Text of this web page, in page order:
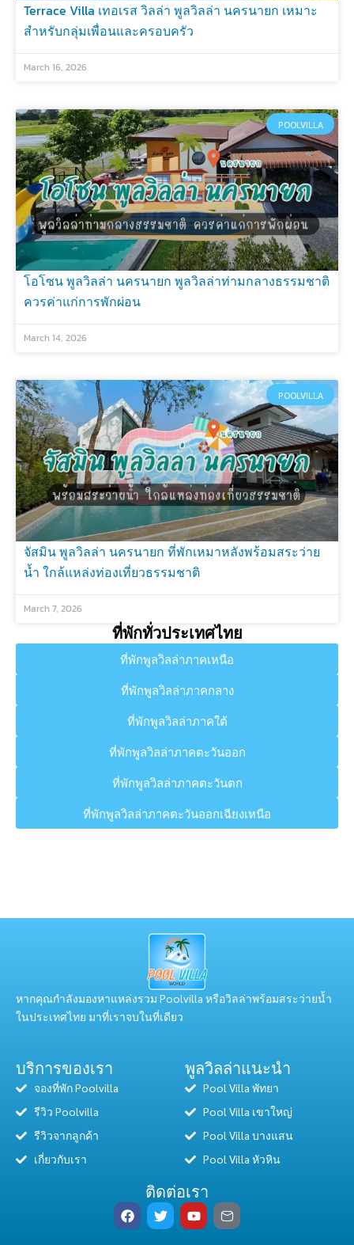
Terrace Villa เทอเรส วิลล่า พูลวิลล่า นครนายก เหมาะ
สำหรับกลุ่มเพื่อนและครอบครัว
March 16, 2026
POOLVILLA
โอโซน พูลวิลล่า นครนายก พูลวิลล่าท่ามกลางธรรมชาติ
ควรค่าแก่การพักผ่อน
March 14, 2026
POOLVILLA
จัสมิน พูลวิลล่า นครนายก ที่พักเหมาหลังพร้อมสระว่าย
น้ำ ใกล้แหล่งท่องเที่ยวธรรมชาติ
March 7, 2026
ที่พักทั่วประเทศไทย
ที่พักพูลวิลล่าภาคเหนือ
ที่พักพูลวิลล่าภาคกลาง
ที่พักพูลวิลล่าภาคใต้
ที่พักพูลวิลล่าภาคตะวันออก
ที่พักพูลวิลล่าภาคตะวันตก
ที่พักพูลวิลล่าภาคตะวันออกเฉียงเหนือ
หากคุณกำลังมองหาแหล่งรวม Poolvilla หรือวิลล่าพร้อมสระว่ายน้ำ
ในประเทศไทย มาที่เราจบในที่เดียว
บริการของเรา
จองที่พัก Poolvilla
รีวิว Poolvilla
รีวิวจากลูกค้า
เกี่ยวกับเรา
พูลวิลล่าแนะนำ
Pool Villa พัทยา
Pool Villa เขาใหญ่
Pool Villa บางแสน
Pool Villa หัวหิน
ติดต่อเรา
F
a
c
T
w
i
Y
o
u
H
u
g